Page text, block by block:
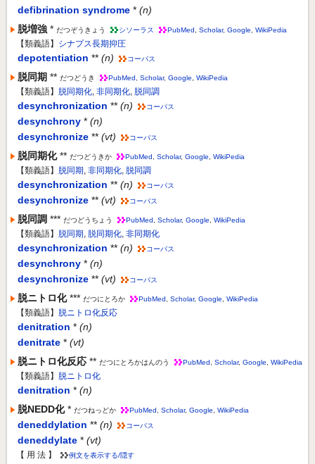
defibrination syndrome * (n)
脱増強 * だつぞうきょう シソーラス PubMed , Scholar, Google, WikiPedia
【類義語】 シナプス長期抑圧
depotentiation ** (n) コーパス
脱同期 ** だつどうき PubMed , Scholar, Google, WikiPedia
【類義語】 脱同期化, 非同期化, 脱同調
desynchronization ** (n) コーパス
desynchrony * (n)
desynchronize ** (vt) コーパス
脱同期化 ** だつどうきか PubMed , Scholar, Google, WikiPedia
【類義語】 脱同期, 非同期化, 脱同調
desynchronization ** (n) コーパス
desynchronize ** (vt) コーパス
脱同調 *** だつどうちょう PubMed , Scholar, Google, WikiPedia
【類義語】 脱同期, 脱同期化, 非同期化
desynchronization ** (n) コーパス
desynchrony * (n)
desynchronize ** (vt) コーパス
脱ニトロ化 *** だつにとろか PubMed , Scholar, Google, WikiPedia
【類義語】 脱ニトロ化反応
denitration * (n)
denitrate * (vt)
脱ニトロ化反応 ** だつにとろかはんのう PubMed , Scholar, Google, WikiPedia
【類義語】 脱ニトロ化
denitration * (n)
脱NEDD化 * だつねっどか PubMed , Scholar, Google, WikiPedia
deneddylation ** (n) コーパス
deneddylate * (vt)
【 用 法 】 例文を表示する/隠す